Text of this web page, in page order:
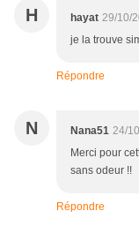
H hayat 29/10/
je la trouve
Répondre
N Nana51 24/
Merci pour
sans odeur !!
Répondre